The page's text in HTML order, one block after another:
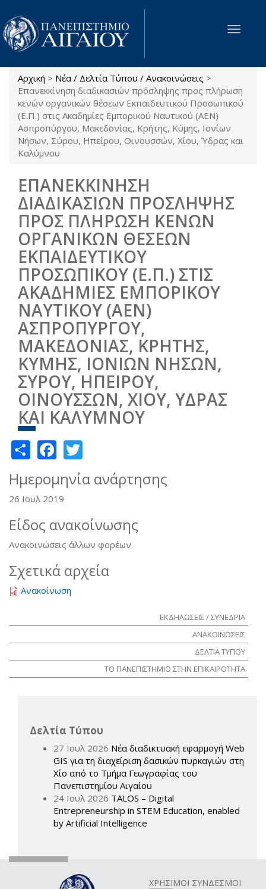
Παράκαμψη προς το κυρίως περιεχόμενο
Toggle
Είστε εδώ
Αρχική > Νέα / Δελτία Τύπου / Ανακοινώσεις >
Επανεκκίνηση διαδικασιών πρόσληψης προς πλήρωση
κενών οργανικών θέσεων Εκπαιδευτικού Προσωπικού
(Ε.Π.) στις Ακαδημίες Εμπορικού Ναυτικού (ΑΕΝ)
Ασπροπύργου, Μακεδονίας, Κρήτης, Κύμης, Ιονίων
Νήσων, Σύρου, Ηπείρου, Οινουσσών, Χίου, Ύδρας και
Καλύμνου
ΕΠΑΝΕΚΚΙΝΗΣΗ
ΔΙΑΔΙΚΑΣΙΩΝ ΠΡΟΣΛΗΨΗΣ
ΠΡΟΣ ΠΛΗΡΩΣΗ ΚΕΝΩΝ
ΟΡΓΑΝΙΚΩΝ ΘΕΣΕΩΝ
ΕΚΠΑΙΔΕΥΤΙΚΟΥ
ΠΡΟΣΩΠΙΚΟΥ (Ε.Π.) ΣΤΙΣ
ΑΚΑΔΗΜΙΕΣ ΕΜΠΟΡΙΚΟΥ
ΝΑΥΤΙΚΟΥ (ΑΕΝ)
ΑΣΠΡΟΠΥΡΓΟΥ,
ΜΑΚΕΔΟΝΙΑΣ, ΚΡΗΤΗΣ,
ΚΥΜΗΣ, ΙΟΝΙΩΝ ΝΗΣΩΝ,
ΣΥΡΟΥ, ΗΠΕΙΡΟΥ,
ΟΙΝΟΥΣΣΩΝ, ΧΙΟΥ, ΥΔΡΑΣ
ΚΑΙ ΚΑΛΥΜΝΟΥ
ShareFacebook
Ημερομηνία ανάρτησης
26 Ιουλ 2019
Είδος ανακοίνωσης
Ανακοινώσεις άλλων φορέων
Σχετικά αρχεία
Ανακοίνωση
ΕΚΔΗΛΩΣΕΙΣ / ΣΥΝΕΔΡΙΑ
ΑΝΑΚΟΙΝΩΣΕΙΣ
ΔΕΛΤΙΑ ΤΥΠΟΥ
ΤΟ ΠΑΝΕΠΙΣΤΗΜΙΟ ΣΤΗΝ ΕΠΙΚΑΙΡΟΤΗΤΑ
Δελτία Τύπου
27 Ιουλ 2026 Νέα διαδικτυακή εφαρμογή Web
GIS για τη διαχείριση δασικών πυρκαγιών στη
Χίο από το Τμήμα Γεωγραφίας του
Πανεπιστημίου Αιγαίου
24 Ιουλ 2026 TALOS – Digital
Entrepreneurship in STEM Education, enabled
by Artificial Intelligence
ΧΡΗΣΙΜΟΙ ΣΥΝΔΕΣΜΟΙ